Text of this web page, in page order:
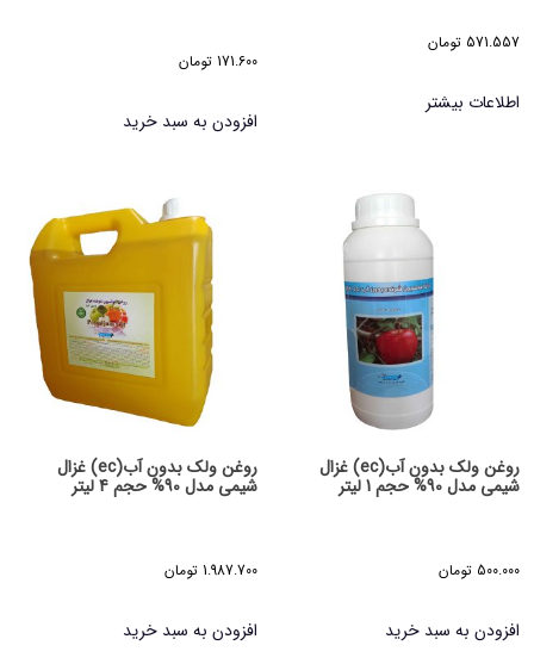
571.557 تومان
اطلاعات بیشتر
171.600 تومان
افزودن به سبد خرید
روغن ولک بدون آب(ec) غزال
شیمی مدل 90% حجم 1 لیتر
500.000 تومان
افزودن به سبد خرید
روغن ولک بدون آب(ec) غزال
شیمی مدل 90% حجم 4 لیتر
1.987.700 تومان
افزودن به سبد خرید